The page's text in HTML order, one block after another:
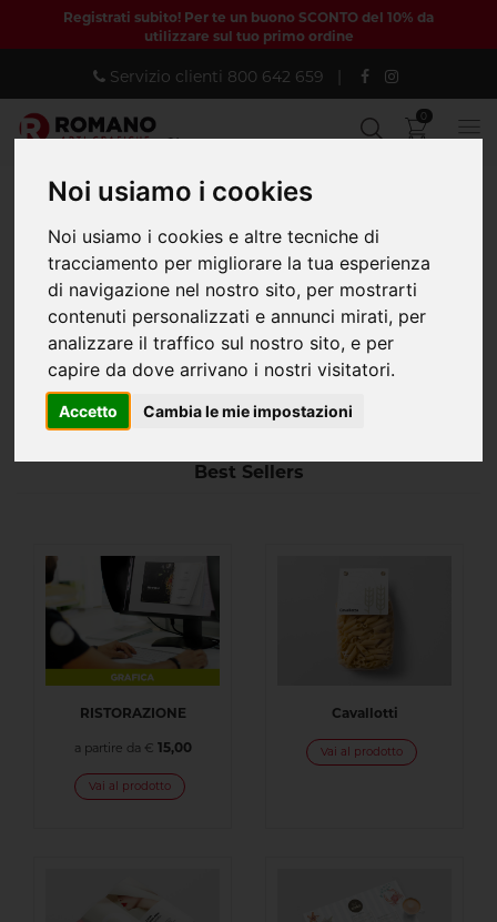
Noi usiamo i cookies
Noi usiamo i cookies e altre tecniche di
tracciamento per migliorare la tua esperienza
di navigazione nel nostro sito, per mostrarti
contenuti personalizzati e annunci mirati, per
analizzare il traffico sul nostro sito, e per
capire da dove arrivano i nostri visitatori.
Accetto Cambia le mie impostazioni
Registrati subito! Per te un buono SCONTO del 10% da
utilizzare sul tuo primo ordine
Servizio clienti 800 642 659
0
Registrati o accedi
La registrazione è semplice e gratuita.
Best Sellers
RISTORAZIONE
a partire da € 15,00
Vai al prodotto
Cavallotti
Vai al prodotto